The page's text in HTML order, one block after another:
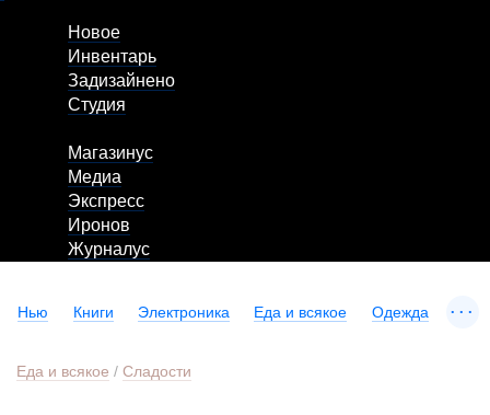
Новое
Инвентарь
Задизайнено
Студия
Магазинус
Медиа
Экспресс
Иронов
Журналус
Нью Книги Электроника Еда и всякое Одежда ...
Еда и всякое / Сладости